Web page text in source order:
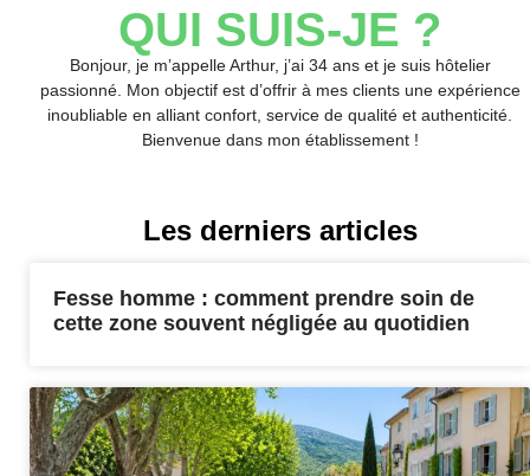
QUI SUIS-JE ?
Bonjour, je m’appelle Arthur, j’ai 34 ans et je suis hôtelier
passionné. Mon objectif est d’offrir à mes clients une expérience
inoubliable en alliant confort, service de qualité et authenticité.
Bienvenue dans mon établissement !
Les derniers articles
Fesse homme : comment prendre soin de
cette zone souvent négligée au quotidien